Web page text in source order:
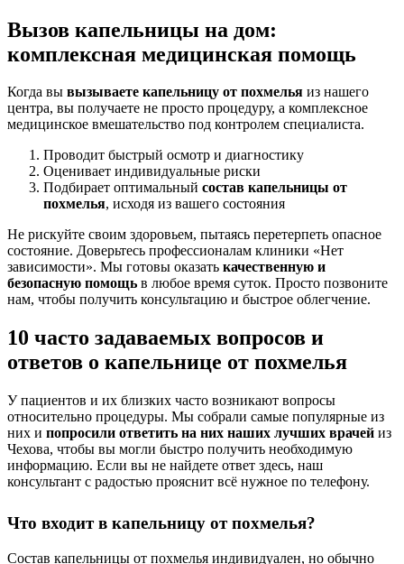
Вызов капельницы на дом:
комплексная медицинская помощь
Когда вы вызываете капельницу от похмелья из нашего
центра, вы получаете не просто процедуру, а комплексное
медицинское вмешательство под контролем специалиста.
Проводит быстрый осмотр и диагностику
Оценивает индивидуальные риски
Подбирает оптимальный состав капельницы от
похмелья, исходя из вашего состояния
Не рискуйте своим здоровьем, пытаясь перетерпеть опасное
состояние. Доверьтесь профессионалам клиники «Нет
зависимости». Мы готовы оказать качественную и
безопасную помощь в любое время суток. Просто позвоните
нам, чтобы получить консультацию и быстрое облегчение.
10 часто задаваемых вопросов и
ответов о капельнице от похмелья
У пациентов и их близких часто возникают вопросы
относительно процедуры. Мы собрали самые популярные из
них и попросили ответить на них наших лучших врачей из
Чехова, чтобы вы могли быстро получить необходимую
информацию. Если вы не найдете ответ здесь, наш
консультант с радостью прояснит всё нужное по телефону.
Что входит в капельницу от похмелья?
Состав капельницы от похмелья индивидуален, но обычно